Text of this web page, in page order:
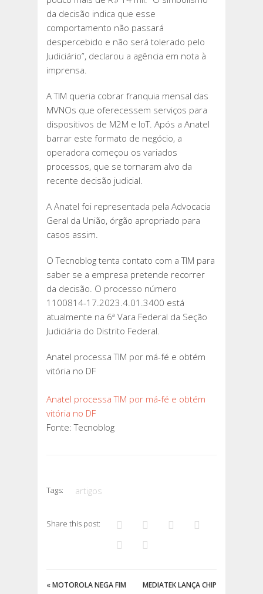
da decisão indica que esse
comportamento não passará
despercebido e não será tolerado pelo
Judiciário”, declarou a agência em nota à
imprensa.
A TIM queria cobrar franquia mensal das
MVNOs que oferecessem serviços para
dispositivos de M2M e IoT. Após a Anatel
barrar este formato de negócio, a
operadora começou os variados
processos, que se tornaram alvo da
recente decisão judicial.
A Anatel foi representada pela Advocacia
Geral da União, órgão apropriado para
casos assim.
O Tecnoblog tenta contato com a TIM para
saber se a empresa pretende recorrer
da decisão. O processo número
1100814-17.2023.4.01.3400 está
atualmente na 6ª Vara Federal da Seção
Judiciária do Distrito Federal.
Anatel processa TIM por má-fé e obtém
vitória no DF
Anatel processa TIM por má-fé e obtém
vitória no DF
Fonte: Tecnoblog
Tags: artigos
Share this post:
«MOTOROLA NEGA FIM
MEDIATEK LANÇA CHIP